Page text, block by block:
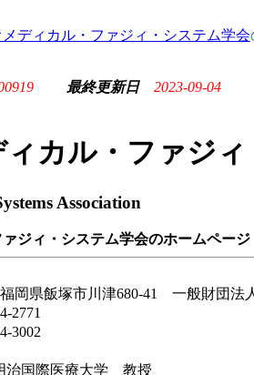
ディカル・ファジィ・システム学会
最終更新日 2023-09-04
カル・ファジ
Association
ジィ・システム学会のホームページ
塚市川津680-41 一般財団法人
医療大学 教授